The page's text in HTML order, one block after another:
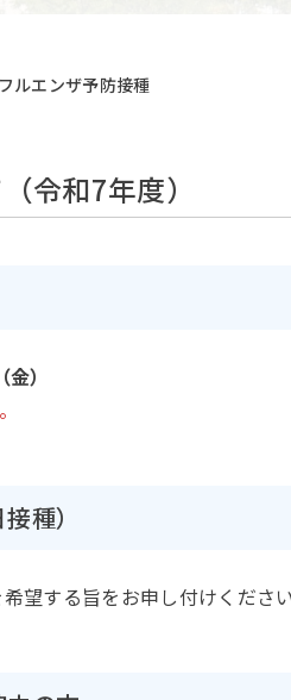
ルエンザ予防接種
令和7年度）
）
種）
希望する旨をお申し付けくださ